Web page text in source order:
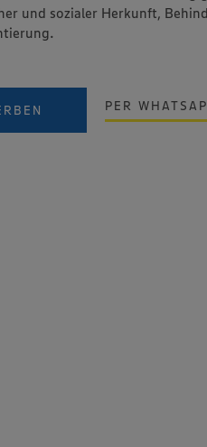
und sozialer Herkunft,
PER